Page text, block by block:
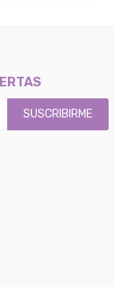
SUSCRIBIRME